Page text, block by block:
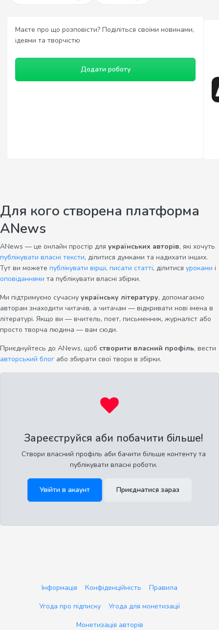
Маєте про що розповісти? Поділіться своїми новинами,
ідеями та творчістю
Додати роботу
Для кого створена платформа
ANews
ANews — це онлайн простір для українських авторів, які хочуть
публікувати власні тексти, ділитися думками та надихати інших.
Тут ви можете публікувати вірші, писати статті, ділитися уроками і
оповіданнями та публікувати власні збірки.
Ми підтримуємо сучасну українську літературу, допомагаємо
авторам знаходити читачів, а читачам — відкривати нові імена в
літературі. Якщо ви — вчитель, поет, письменник, журналіст або
просто творча людина — вам сюди.
Приєднуйтесь до ANews, щоб створити власний профіль, вести
авторський блог або збирати свої твори в збірки.
Зареєструйся аби побачити більше!
Створи власний профіль аби бачити більше контенту та
публікувати власні роботи.
Увійти в акаунт Приєднатися зараз
Інформація Конфіденційність
Правила
Угода про підписку
Угода для монетизації
Монетизація авторів